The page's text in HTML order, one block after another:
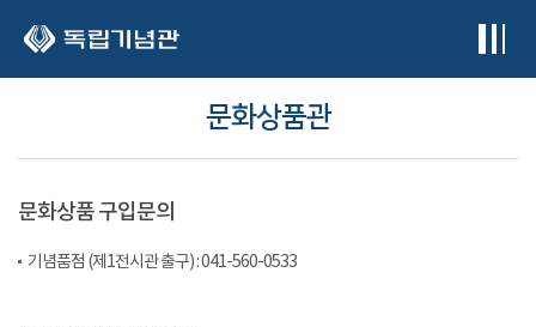
문화상품관
문화상품 구입문의
기념품점 (제1전시관 출구) : 041-560-0533